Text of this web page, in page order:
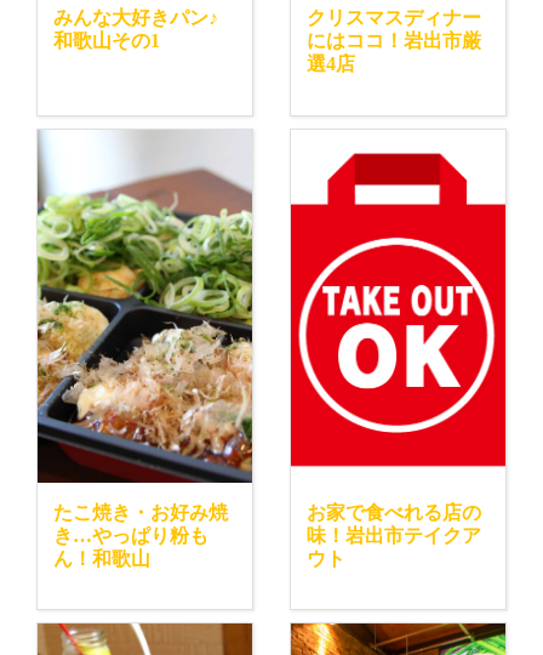
みんな大好きパン♪
和歌山その1
クリスマスディナー
にはココ！岩出市厳
選4店
たこ焼き・お好み焼
き…やっぱり粉も
ん！和歌山
お家で食べれる店の
味！岩出市テイクア
ウト